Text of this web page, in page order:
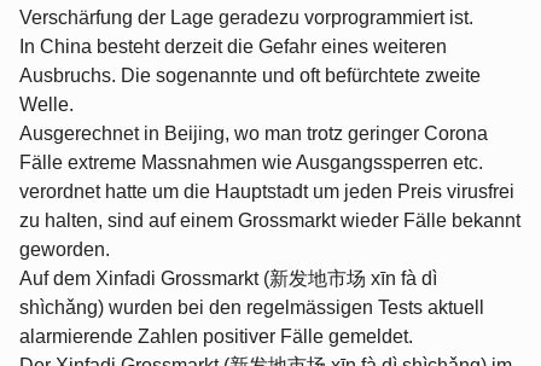
Verschärfung der Lage geradezu vorprogrammiert ist.
In China besteht derzeit die Gefahr eines weiteren
Ausbruchs. Die sogenannte und oft befürchtete zweite
Welle.
Ausgerechnet in Beijing, wo man trotz geringer Corona
Fälle extreme Massnahmen wie Ausgangssperren etc.
verordnet hatte um die Hauptstadt um jeden Preis virusfrei
zu halten, sind auf einem Grossmarkt wieder Fälle bekannt
geworden.
Auf dem Xinfadi Grossmarkt (新发地市场 xīn fà dì
shìchǎng) wurden bei den regelmässigen Tests aktuell
alarmierende Zahlen positiver Fälle gemeldet.